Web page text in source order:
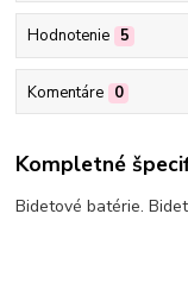
Hodnotenie 5
Komentáre 0
Kompletné
Bidetové batérie.